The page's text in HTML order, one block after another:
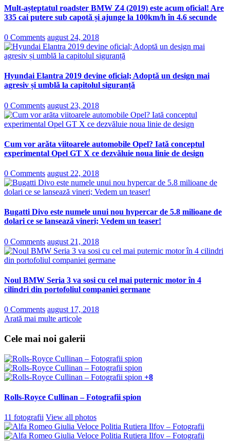
Mult-așteptatul roadster BMW Z4 (2019) este acum oficial! Are
335 cai putere sub capotă și ajunge la 100km/h în 4.6 secunde
0 Comments august 24, 2018
Hyundai Elantra 2019 devine oficial; Adoptă un design mai
agresiv și umblă la capitolul siguranță
0 Comments august 23, 2018
Cum vor arăta viitoarele automobile Opel? Iată conceptul
experimental Opel GT X ce dezvăluie noua linie de design
0 Comments august 22, 2018
Bugatti Divo este numele unui nou hypercar de 5.8 milioane de
dolari ce se lansează vineri; Vedem un teaser!
0 Comments august 21, 2018
Noul BMW Seria 3 va sosi cu cel mai puternic motor în 4
cilindri din portofoliul companiei germane
0 Comments august 17, 2018
Arată mai multe articole
Cele mai noi galerii
+8
Rolls-Royce Cullinan – Fotografii spion
11 fotografii View all photos